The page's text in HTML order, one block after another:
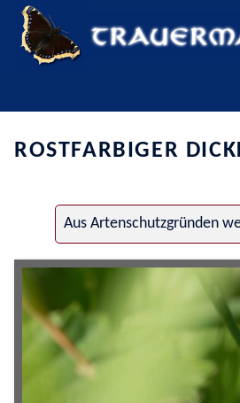
ROSTFARBIGER
Aus Artenschutzgründen